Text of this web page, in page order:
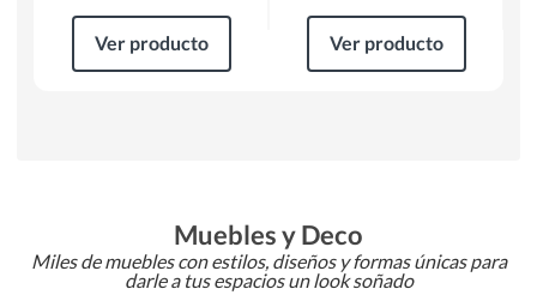
Ver producto Ver producto
Muebles y Deco
Miles de muebles con estilos, diseños y formas únicas para
darle a tus espacios un look soñado